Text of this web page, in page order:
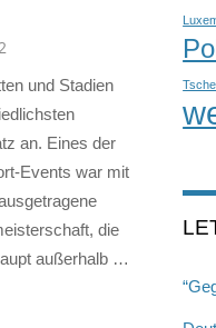
und Stadien
an. Eines der
Events war mit
die
außerhalb …